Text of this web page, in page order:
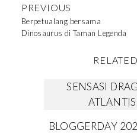
PREVIOUS
Berpetualang bersama
Dinosaurus di Taman Legenda
SENSASI
BLOGGERDAY